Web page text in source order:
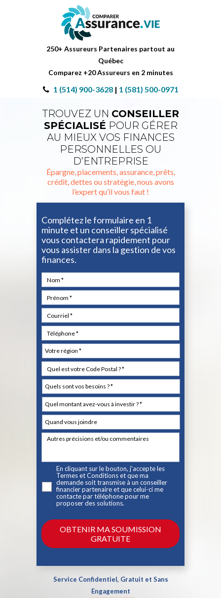
250+ Assureurs Partenaires partout au
Québec
Comparez +20 Assureurs en 2 minutes
1 (514) 900-3628| 1 (581) 500-0971
TROUVEZ UN CONSEILLER
SPÉCIALISÉ POUR GÉRER
AU MIEUX VOS FINANCES
PERSONNELLES OU
D’ENTREPRISE
Épargne, placements, assurance, prêts,
crédit, dettes ou stratégie, nous avons
l’expert qu’il vous faut !
Complétez le formulaire en 1
minute et un conseiller spécialisé
vous contactera rapidement pour
vous assister dans la gestion de vos
finances.
En cliquant sur le bouton, j’accepte les
Termes et Conditionset que ma
demande soit transmise à un conseiller
financier partenaire et que celui-ci me
contacte par téléphone pour me
proposer des solutions.
Service Confidentiel, Gratuit et Sans
Engagement